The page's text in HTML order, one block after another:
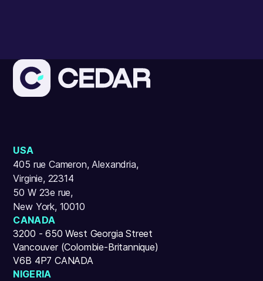
USA
405 rue Cameron, Alexandria,
Virginie, 22314
50 W 23e rue,
New York, 10010
CANADA
3200 - 650 West Georgia Street
Vancouver (Colombie-Britannique)
V6B 4P7 CANADA
NIGERIA